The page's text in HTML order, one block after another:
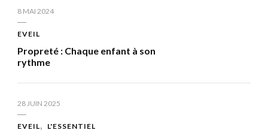
8 MAI 2024
EVEIL
Propreté : Chaque enfant à son
rythme
28 JUIN 2025
EVEIL L'ESSENTIEL